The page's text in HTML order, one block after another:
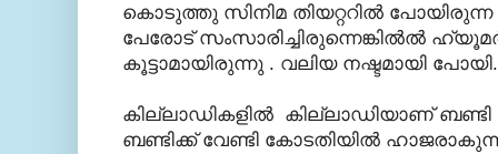
കൊടുത്തു സിനിമ തിയറ്ററില്‍
പേരോട് സംസാരിച്ചിരുന്നെങ്കില്‍ല്‍
കൂട്ടാമായിരുന്നു . വലിയ നഷ്ടമായി പോയി.
കില്ലാഡികളില്‍ കില്ലാഡിയാണ്
ബണ്ടിക്ക് വേണ്ടി കോടതിയില്‍